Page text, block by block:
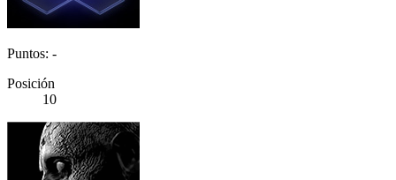
Puntos: -
Posición
10